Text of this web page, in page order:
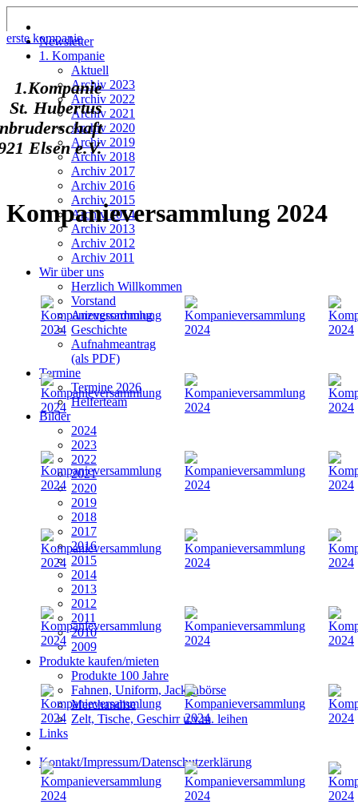
Newsletter
1. Kompanie
Aktuell
Archiv 2023
Archiv 2022
Archiv 2021
Archiv 2020
Archiv 2019
Archiv 2018
Archiv 2017
Archiv 2016
Archiv 2015
Archiv 2014
Archiv 2013
Archiv 2012
Archiv 2011
Wir über uns
Herzlich Willkommen
Vorstand
Anzugsordnung
Geschichte
Aufnahmeantrag
(als PDF)
Termine
Termine 2026
Helferteam
Bilder
2024
2023
2022
2021
2020
2019
2018
2017
2016
2015
2014
2013
2012
2011
2010
2009
Produkte kaufen/mieten
Produkte 100 Jahre
Fahnen, Uniform, Jackenbörse
Merchandise
Zelt, Tische, Geschirr u.v.m. leihen
Links
Kontakt/Impressum/Datenschutzerklärung
erste kompanie
1.Kompanie
St. Hubertus
Elsen e.V.
Kompanieversammlung 2024